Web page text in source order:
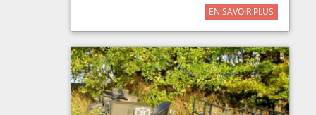
EN SAVOIR PLUS